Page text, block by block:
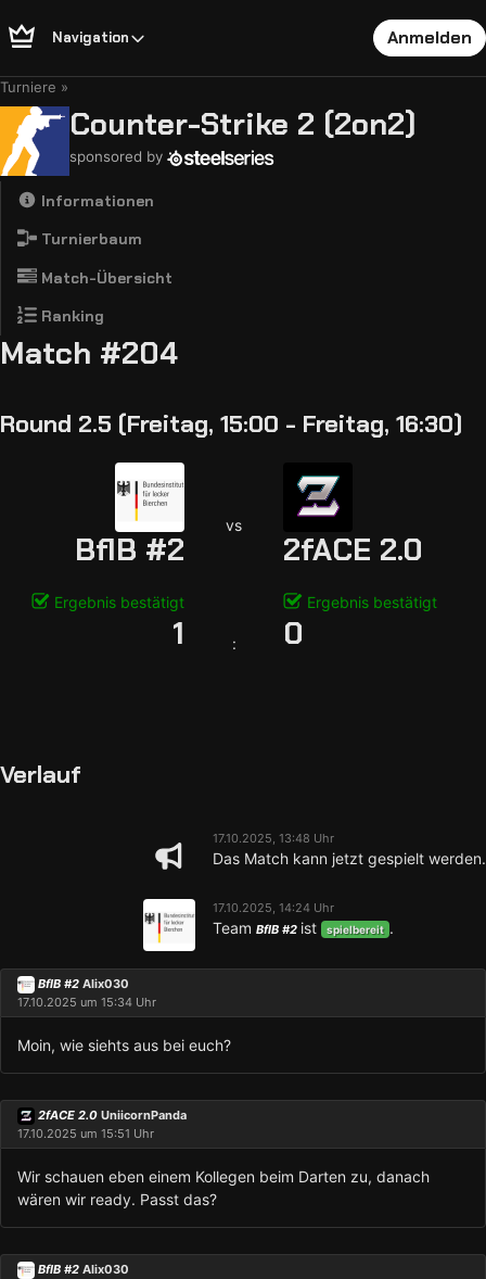
Navigation Anmelden
Turniere
Counter-Strike 2 (2on2)
sponsored by
Informationen
Turnierbaum
Match-Übersicht
Ranking
Match #204
Round 2.5 (Freitag, 15:00 - Freitag, 16:30)
BflB #2
vs
2fACE 2.0
Ergebnis bestätigt Ergebnis bestätigt
1 : 0
Verlauf
17.10.2025, 13:48 Uhr
Das Match kann jetzt gespielt werden.
17.10.2025, 14:24 Uhr
Team BflB #2 ist spielbereit .
BflB #2 Alix030
17.10.2025 um 15:34 Uhr
Moin, wie siehts aus bei euch?
2fACE 2.0 UniicornPanda
17.10.2025 um 15:51 Uhr
Wir schauen eben einem Kollegen beim Darten zu, danach
wären wir ready. Passt das?
BflB #2 Alix030